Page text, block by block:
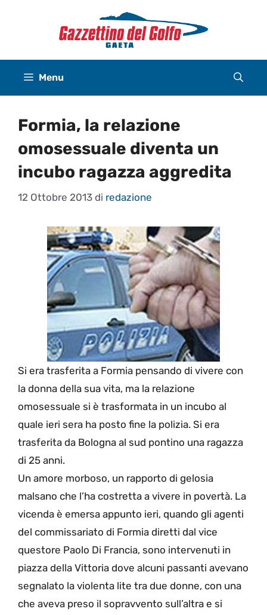
Menu
Formia, la relazione
omosessuale diventa un
incubo ragazza aggredita
12 Ottobre 2013 di redazione
Si era trasferita a Formia pensando di vivere con
la donna della sua vita, ma la relazione
omosessuale si è trasformata in un incubo al
quale ieri sera ha posto fine la polizia. Si era
trasferita da Bologna al sud pontino una ragazza
di 25 anni.
Un amore morboso, un rapporto di gelosia
malsano che l’ha costretta a vivere in povertà. La
vicenda è emersa appunto ieri, quando gli agenti
del commissariato di Formia diretti dal vice
questore Paolo Di Francia, sono intervenuti in
piazza della Vittoria dove alcuni passanti avevano
segnalato la violenta lite tra due donne, con una
che aveva preso il sopravvento sull’altra e si